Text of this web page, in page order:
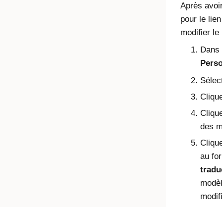
Après
pour le
modifier le
Dans
des
au